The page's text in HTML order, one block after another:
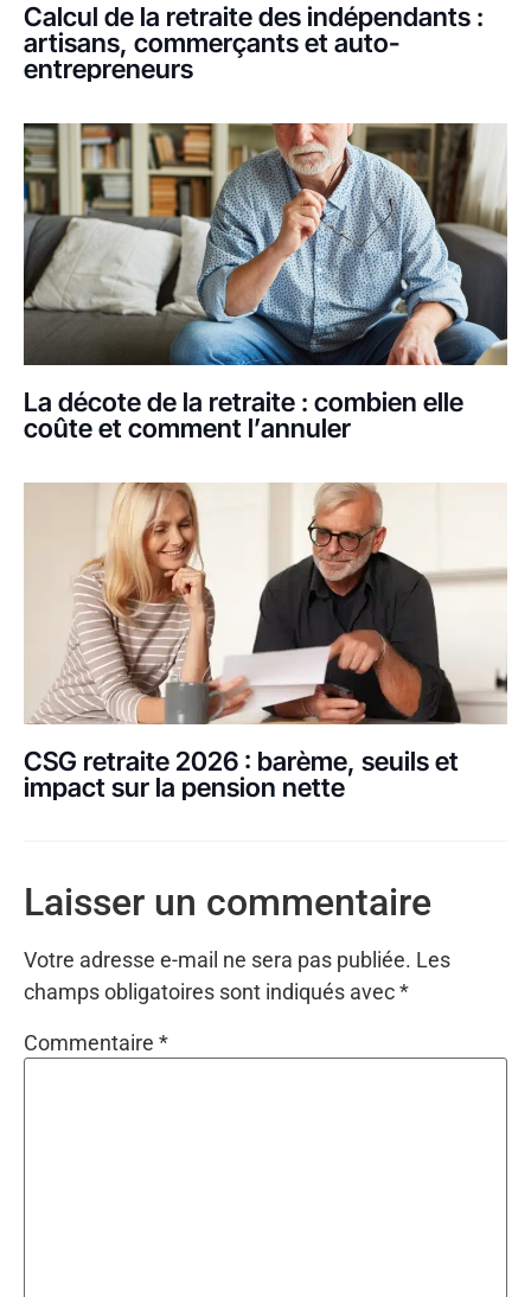
Calcul de la retraite des indépendants :
artisans, commerçants et auto-
entrepreneurs
La décote de la retraite : combien elle
coûte et comment l’annuler
CSG retraite 2026 : barème, seuils et
impact sur la pension nette
Laisser un commentaire
Votre adresse e-mail ne sera pas publiée. Les
champs obligatoires sont indiqués avec*
Commentaire *